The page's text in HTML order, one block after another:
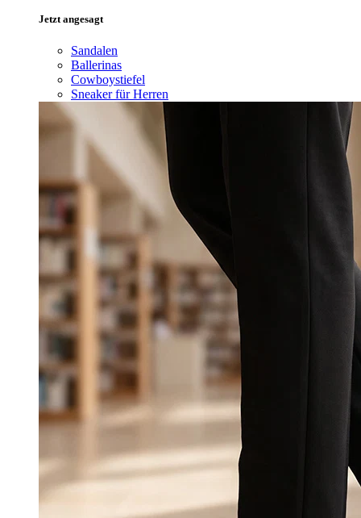
Jetzt angesagt
Sandalen
Ballerinas
Cowboystiefel
Sneaker für Herren